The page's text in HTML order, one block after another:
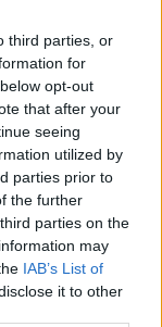
third parties, or
for
opt-out
that after your
seeing
utilized by
parties prior to
the further
parties on the
may
IAB’s List of
it to other